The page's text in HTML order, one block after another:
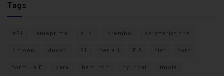
Tags
#F1 anteprima audi brembo caratteristiche
citroen ducati F1 ferrari FIA fiat ford
formula E gara hamilton hyundai imola